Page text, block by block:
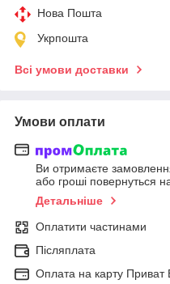
Нова Пошта
Укрпошта
Всі умови доставки
Умови оплати
Ви отримаєте
або гроші повернуться
Детальніше
Оплатити частинами
Післяплата
Оплата на карту Приват